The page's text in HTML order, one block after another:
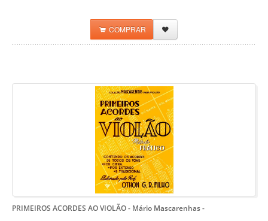
COMPRAR
PRIMEIROS ACORDES AO VIOLÃO - Mário Mascarenhas-